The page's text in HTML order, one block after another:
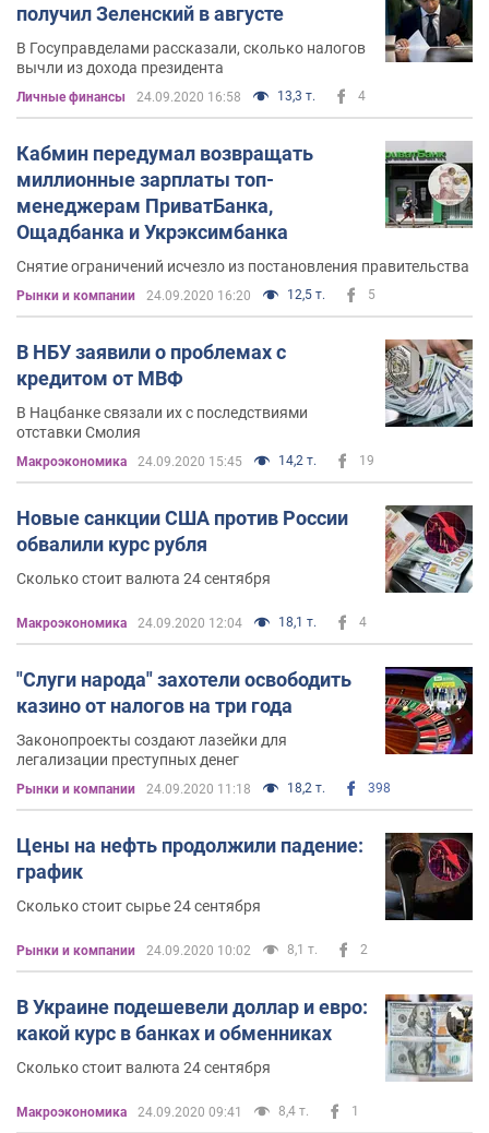
получил Зеленский в августе
В Госуправделами рассказали, сколько налогов
вычли из дохода президента
Личные финансы 24.09.2020 16:58 13,3 т. 4
Кабмин передумал возвращать
миллионные зарплаты топ-
менеджерам ПриватБанка,
Ощадбанка и Укрэксимбанка
Снятие ограничений исчезло из постановления правительства
Рынки и компании 24.09.2020 16:20 12,5 т. 5
В НБУ заявили о проблемах с
кредитом от МВФ
В Нацбанке связали их с последствиями
отставки Смолия
Mакроэкономика 24.09.2020 15:45 14,2 т. 19
Новые санкции США против России
обвалили курс рубля
Сколько стоит валюта 24 сентября
Mакроэкономика 24.09.2020 12:04 18,1 т. 4
"Слуги народа" захотели освободить
казино от налогов на три года
Законопроекты создают лазейки для
легализации преступных денег
Рынки и компании 24.09.2020 11:18 18,2 т. 398
Цены на нефть продолжили падение:
график
Сколько стоит сырье 24 сентября
Рынки и компании 24.09.2020 10:02 8,1 т. 2
В Украине подешевели доллар и евро:
какой курс в банках и обменниках
Сколько стоит валюта 24 сентября
Mакроэкономика 24.09.2020 09:41 8,4 т. 1